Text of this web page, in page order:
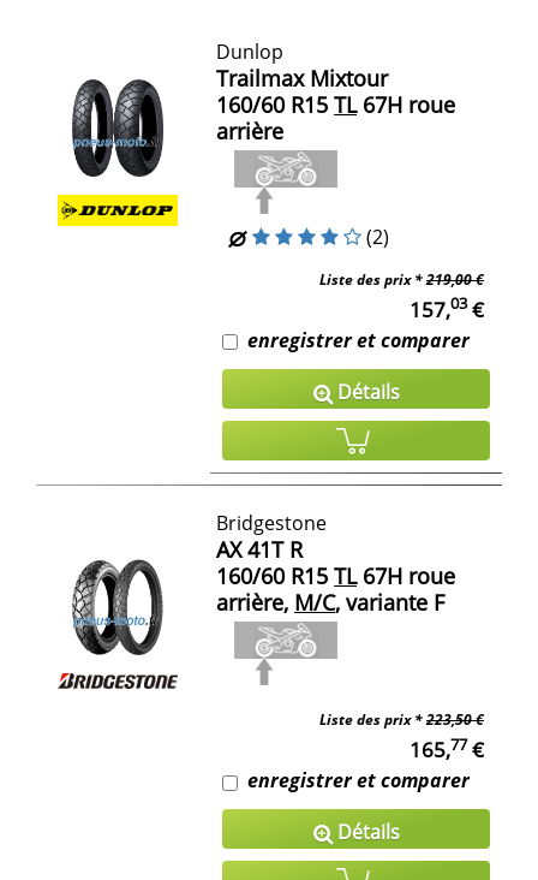
Dunlop
Trailmax Mixtour
160/60 R15 TL67H roue
arrière
(2)
Liste des prix *219,00 €
157,03€
enregistrer et comparer
Détails
Bridgestone
AX 41T R
160/60 R15 TL67H roue
arrière, M/C, variante F
Liste des prix *223,50 €
165,77€
enregistrer et comparer
Détails